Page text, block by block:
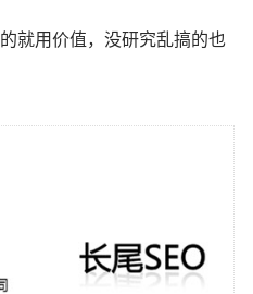
就用价值，没研究乱搞的也